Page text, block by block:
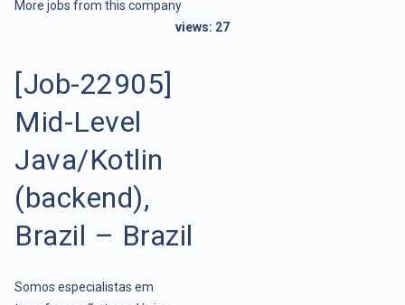
More jobs from this company
views: 27
[Job-22905]
Mid-Level
Java/Kotlin
(backend),
Brazil – Brazil
Somos especialistas em